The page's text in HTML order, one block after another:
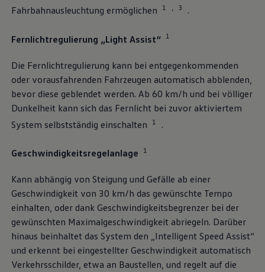
Fahrbahnausleuchtung ermöglichen
1 , 3 .
Fernlichtregulierung „Light Assist“ 1
Die Fernlichtregulierung kann bei entgegenkommenden
oder vorausfahrenden Fahrzeugen automatisch abblenden,
bevor diese geblendet werden. Ab 60 km/h und bei völliger
Dunkelheit kann sich das Fernlicht bei zuvor aktiviertem
System selbstständig einschalten
1 .
Geschwindigkeitsregelanlage 1
Kann abhängig von Steigung und Gefälle ab einer
Geschwindigkeit von 30 km/h das gewünschte Tempo
einhalten, oder dank Geschwindigkeitsbegrenzer bei der
gewünschten Maximalgeschwindigkeit abriegeln. Darüber
hinaus beinhaltet das System den „Intelligent Speed Assist“
und erkennt bei eingestellter Geschwindigkeit automatisch
Verkehrsschilder, etwa an Baustellen, und regelt auf die